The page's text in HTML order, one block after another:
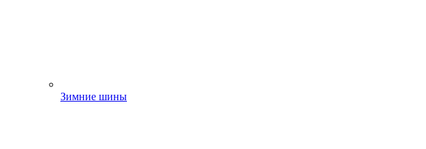
Зимние шины